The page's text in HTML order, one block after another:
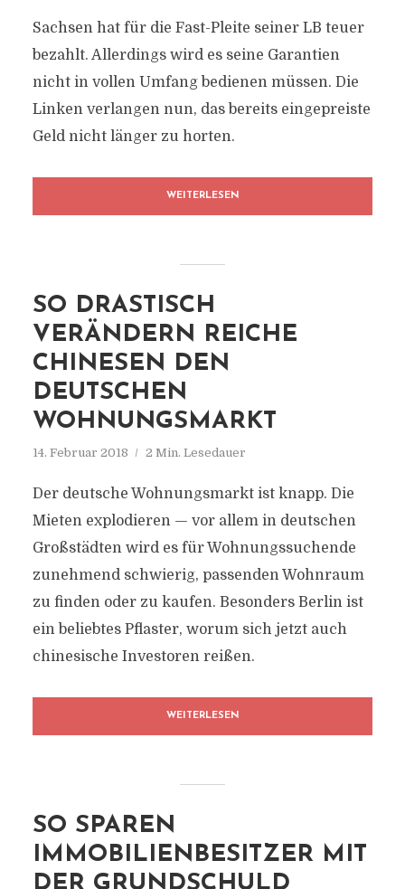
Sachsen hat für die Fast-Pleite seiner LB teuer
bezahlt. Allerdings wird es seine Garantien
nicht in vollen Umfang bedienen müssen. Die
Linken verlangen nun, das bereits eingepreiste
Geld nicht länger zu horten.
WEITERLESEN
SO DRASTISCH
VERÄNDERN REICHE
CHINESEN DEN
DEUTSCHEN
WOHNUNGSMARKT
14. Februar 2018 2 Min. Lesedauer
Der deutsche Wohnungsmarkt ist knapp. Die
Mieten explodieren — vor allem in deutschen
Großstädten wird es für Wohnungssuchende
zunehmend schwierig, passenden Wohnraum
zu finden oder zu kaufen. Besonders Berlin ist
ein beliebtes Pflaster, worum sich jetzt auch
chinesische Investoren reißen.
WEITERLESEN
SO SPAREN
IMMOBILIENBESITZER MIT
DER GRUNDSCHULD